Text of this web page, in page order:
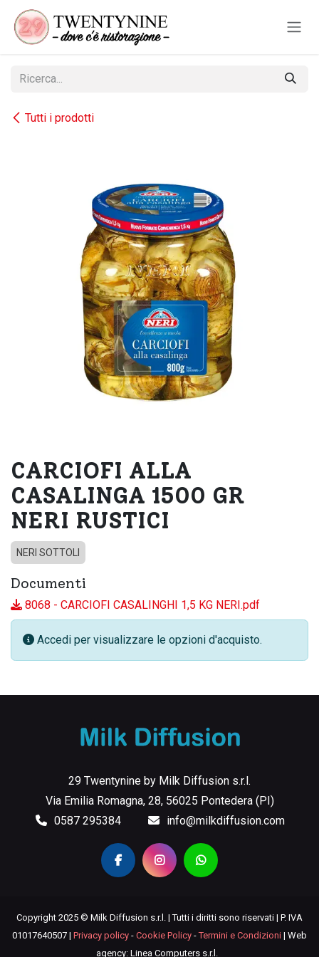
Passa al contenuto
Tutti i prodotti
CARCIOFI ALLA
CASALINGA 1500 GR
NERI RUSTICI
NERI SOTTOLI
Documenti
8068 - CARCIOFI CASALINGHI 1,5 KG NERI.pdf
Accedi per visualizzare le opzioni d'acquisto.
29 Twentynine by Milk Diffusion s.r.l.
Via Emilia Romagna, 28, 56025 Pontedera (PI)
0587 295384
info@milkdiffusion.com
Copyright 2025 © Milk Diffusion s.r.l. | Tutti i diritti sono riservati | P. IVA
01017640507 | Privacy policy - Cookie Policy -Termini e Condizioni | Web
agency: Linea Computers s.r.l.